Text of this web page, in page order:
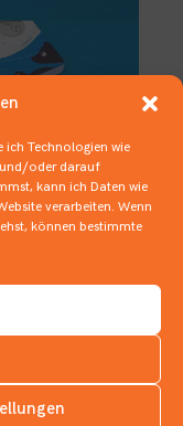
ich Technologien wie
oder darauf
kann ich Daten wie
verarbeiten. Wenn
können bestimmte
–